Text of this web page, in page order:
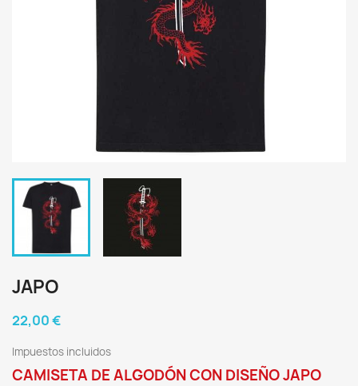
JAPO
22,00 €
Impuestos incluidos
CAMISETA DE ALGODÓN CON DISEÑO JAPO